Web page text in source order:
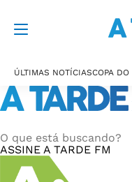
ÚLTIMAS NOTÍCIASCOPA
ASSINE A TARDE FM